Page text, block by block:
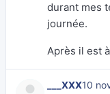
durant mes
journée.
Après il est
___XXX10